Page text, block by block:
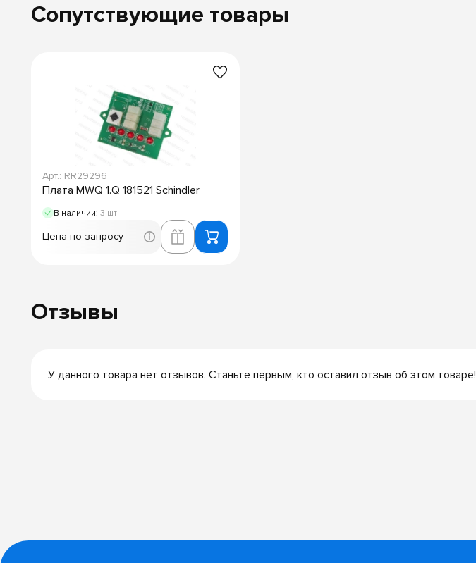
Сопутствующие товары
Арт.: RR29296
Плата MWQ 1.Q 181521 Schindler
В наличии: 3 шт
Цена по запросу
Отзывы
У данного товара нет отзывов. Станьте первым, кто оставил отзыв об этом товаре!